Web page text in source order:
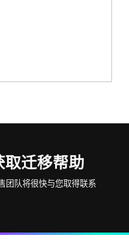
迁移帮助
团队将很快与您取得联系